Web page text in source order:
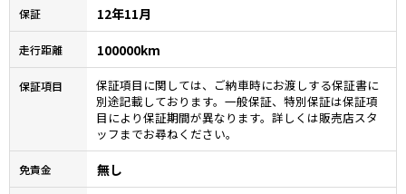
保証 12年11月
走行距離 100000km
保証項目
保証項目に関しては、ご納車時にお渡しする保証書に
別途記載しております。一般保証、特別保証は保証項
目により保証期間が異なります。詳しくは販売店スタ
ッフまでお尋ねください。
免責金 無し